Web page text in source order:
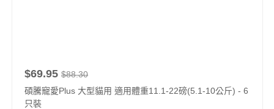
$69.95 $88.30
碩騰寵愛Plus 大型貓用 適用體重11.1-22磅(5.1-10公斤) - 6
只裝